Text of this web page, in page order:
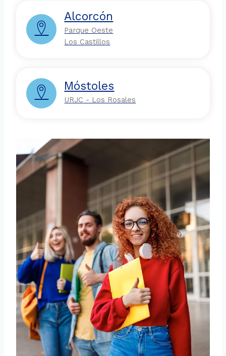
Alcorcón
Parque Oeste
Los Castillos
Móstoles
URJC - Los Rosales